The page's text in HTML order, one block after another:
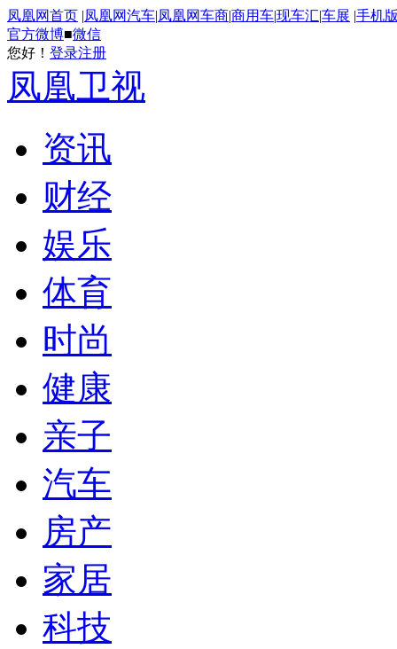
凤凰网首页 |凤凰网汽车|凤凰网车商|商用车|现车汇|车展 |手机
官方微博■微信
您好！ 登录注册
凤凰卫视
资讯
财经
娱乐
体育
时尚
健康
亲子
汽车
房产
家居
科技